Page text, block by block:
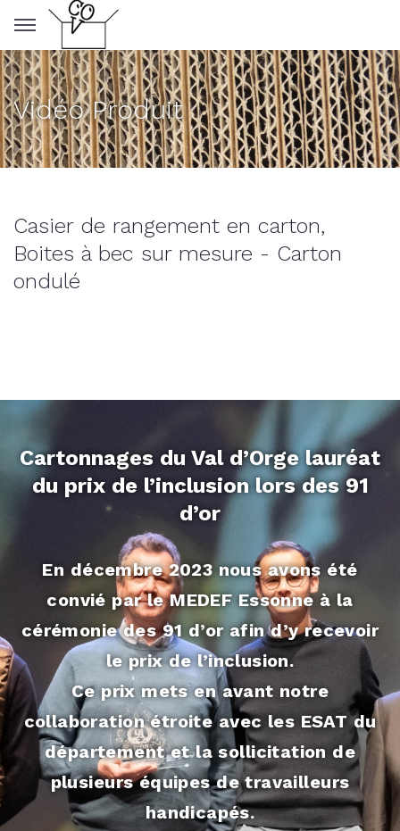
Panneau de gestion des cookies
Vidéo Produit
Casier de rangement en carton,
Boites à bec sur mesure - Carton
ondulé
Cartonnages du Val d’Orge lauréat
du prix de l’inclusion lors des 91
d’or
En décembre 2023 nous avons été
convié par le MEDEF Essonne à la
cérémonie des 91 d’or afin d’y recevoir
le prix de l’inclusion.
Ce prix mets en avant notre
collaboration étroite avec les ESAT du
département et la sollicitation de
plusieurs équipes de travailleurs
handicapés.